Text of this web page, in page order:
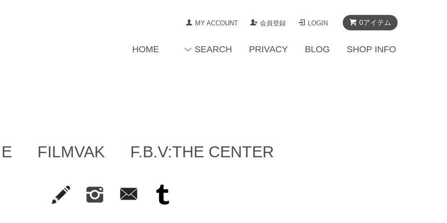
0アイテム
MY ACCOUNT 会員登録 LOGIN
HOME SEARCH PRIVACY BLOG SHOP INFO
FILMVAK F.B.V:THE CENTER